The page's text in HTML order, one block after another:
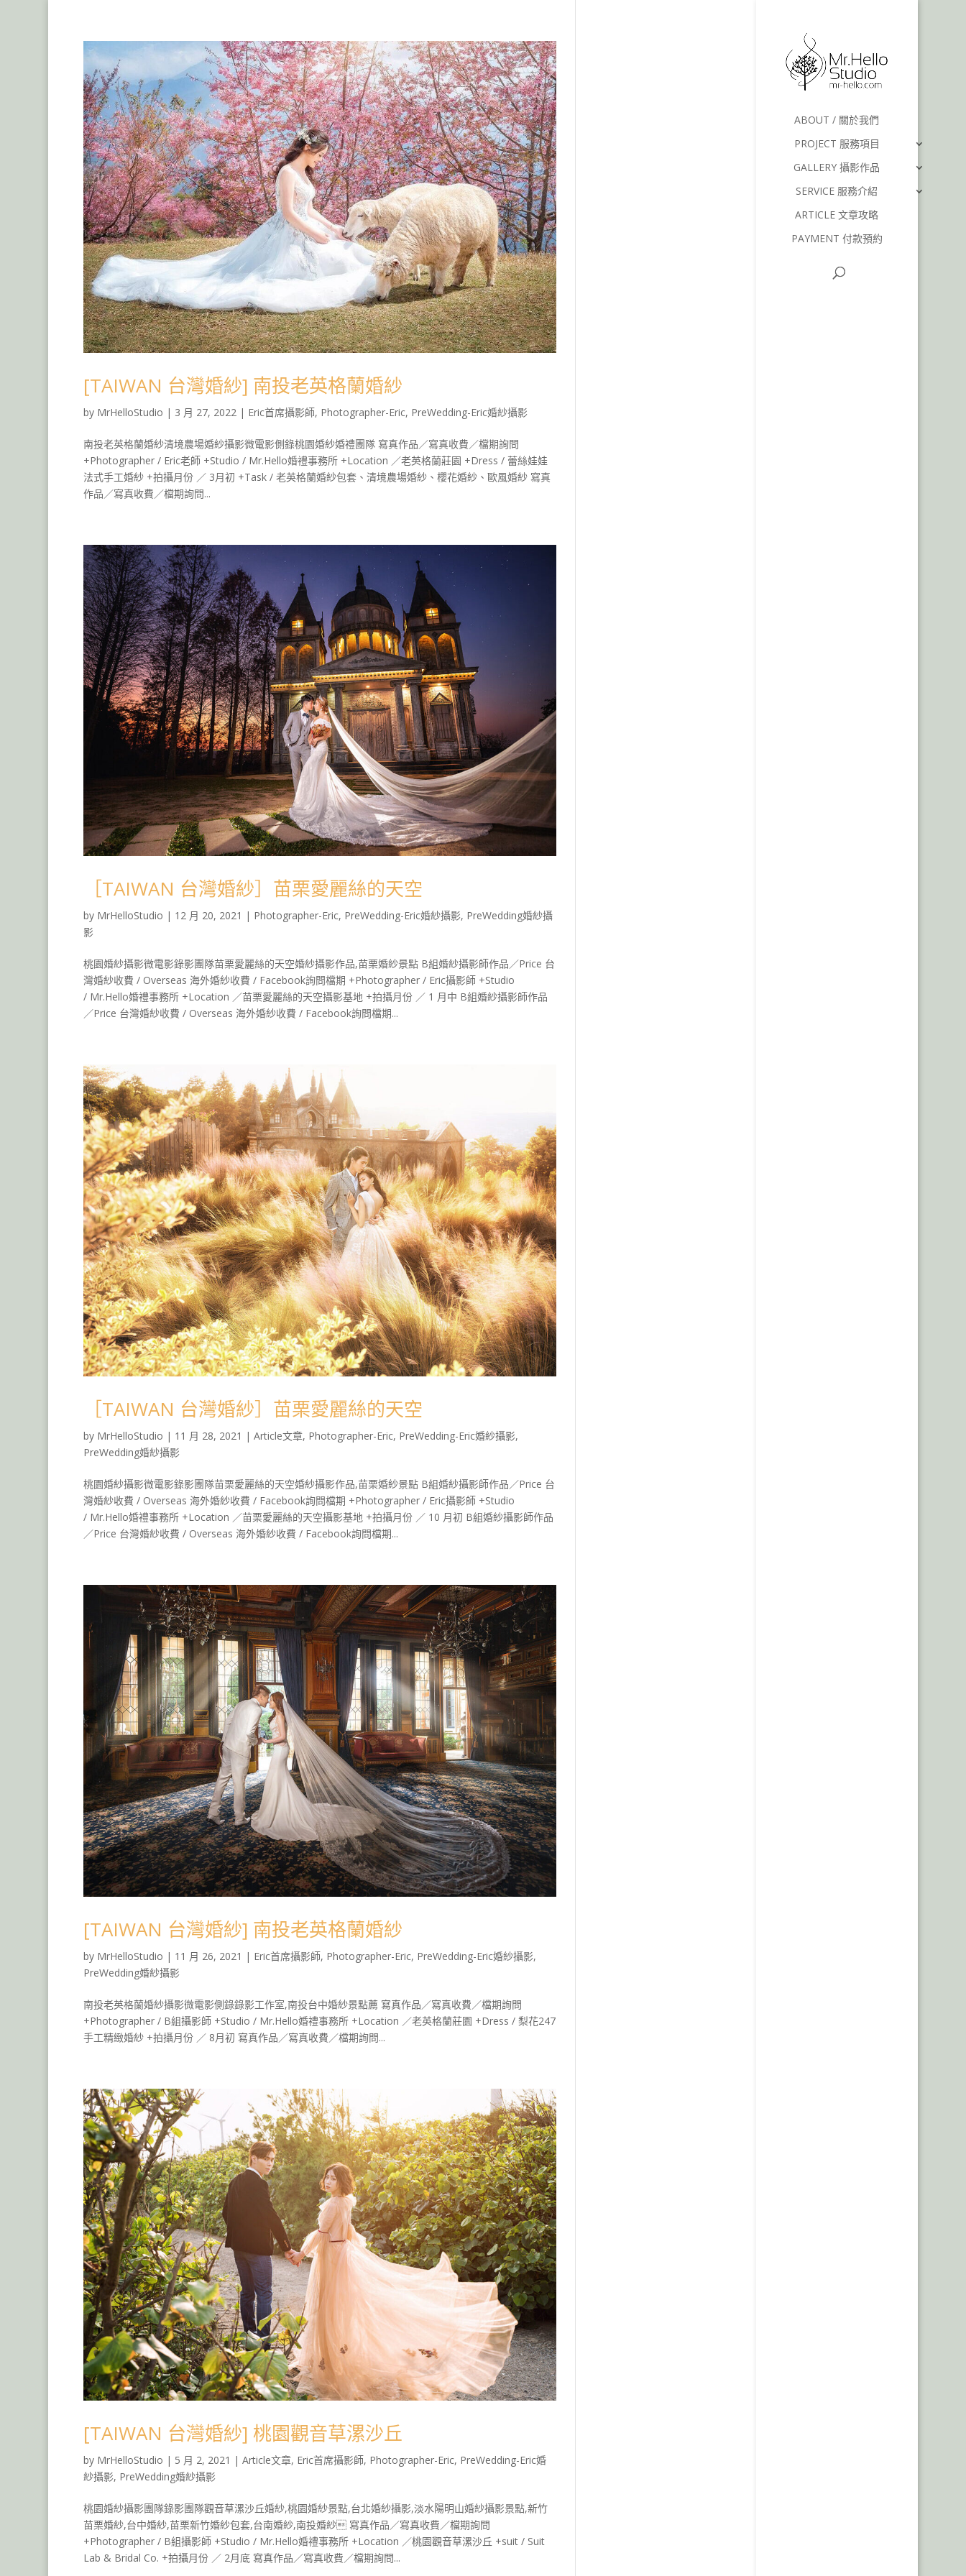
ABOUT / 關於我們
PROJECT 服務項目
GALLERY 攝影作品
SERVICE 服務介紹
ARTICLE 文章攻略
PAYMENT 付款預約
[TAIWAN 台灣婚紗] 南投老英格蘭婚紗
by MrHelloStudio | 3 月 27, 2022 | Eric首席攝影師, Photographer-Eric, PreWedding-Eric婚紗攝影
南投老英格蘭婚紗清境農場婚紗攝影微電影側錄桃園婚紗婚禮團隊 寫真作品／寫真收費／檔期詢問
+Photographer / Eric老師 +Studio / Mr.Hello婚禮事務所 +Location ／老英格蘭莊園 +Dress / 蕾絲娃娃
法式手工婚紗 +拍攝月份 ／ 3月初 +Task / 老英格蘭婚紗包套、清境農場婚紗、櫻花婚紗、歐風婚紗 寫真
作品／寫真收費／檔期詢問...
［TAIWAN 台灣婚紗］苗栗愛麗絲的天空
by MrHelloStudio | 12 月 20, 2021 | Photographer-Eric, PreWedding-Eric婚紗攝影, PreWedding婚紗攝
影
桃園婚紗攝影微電影錄影團隊苗栗愛麗絲的天空婚紗攝影作品,苗栗婚紗景點 B組婚紗攝影師作品／Price 台
灣婚紗收費 / Overseas 海外婚紗收費 / Facebook詢問檔期 +Photographer / Eric攝影師 +Studio
/ Mr.Hello婚禮事務所 +Location ／苗栗愛麗絲的天空攝影基地 +拍攝月份 ／ 1 月中 B組婚紗攝影師作品
／Price 台灣婚紗收費 / Overseas 海外婚紗收費 / Facebook詢問檔期...
［TAIWAN 台灣婚紗］苗栗愛麗絲的天空
by MrHelloStudio | 11 月 28, 2021 |Article文章, Photographer-Eric, PreWedding-Eric婚紗攝影,
PreWedding婚紗攝影
桃園婚紗攝影微電影錄影團隊苗栗愛麗絲的天空婚紗攝影作品,苗栗婚紗景點 B組婚紗攝影師作品／Price 台
灣婚紗收費 / Overseas 海外婚紗收費 / Facebook詢問檔期 +Photographer / Eric攝影師 +Studio
/ Mr.Hello婚禮事務所 +Location ／苗栗愛麗絲的天空攝影基地 +拍攝月份 ／ 10 月初 B組婚紗攝影師作品
／Price 台灣婚紗收費 / Overseas 海外婚紗收費 / Facebook詢問檔期...
[TAIWAN 台灣婚紗] 南投老英格蘭婚紗
by MrHelloStudio | 11 月 26, 2021 | Eric首席攝影師, Photographer-Eric, PreWedding-Eric婚紗攝影,
PreWedding婚紗攝影
南投老英格蘭婚紗攝影微電影側錄錄影工作室,南投台中婚紗景點薦 寫真作品／寫真收費／檔期詢問
+Photographer / B組攝影師 +Studio / Mr.Hello婚禮事務所 +Location ／老英格蘭莊園 +Dress / 梨花247
手工精緻婚紗 +拍攝月份 ／ 8月初 寫真作品／寫真收費／檔期詢問...
[TAIWAN 台灣婚紗] 桃園觀音草漯沙丘
by MrHelloStudio | 5 月 2, 2021 |Article文章, Eric首席攝影師, Photographer-Eric, PreWedding-Eric婚
紗攝影, PreWedding婚紗攝影
桃園婚紗攝影團隊錄影團隊觀音草漯沙丘婚紗,桃園婚紗景點,台北婚紗攝影,淡水陽明山婚紗攝影景點,新竹
苗栗婚紗,台中婚紗,苗栗新竹婚紗包套,台南婚紗,南投婚紗 寫真作品／寫真收費／檔期詢問
+Photographer / B組攝影師 +Studio / Mr.Hello婚禮事務所 +Location ／桃園觀音草漯沙丘 +suit / Suit
Lab & Bridal Co. +拍攝月份 ／ 2月底 寫真作品／寫真收費／檔期詢問...